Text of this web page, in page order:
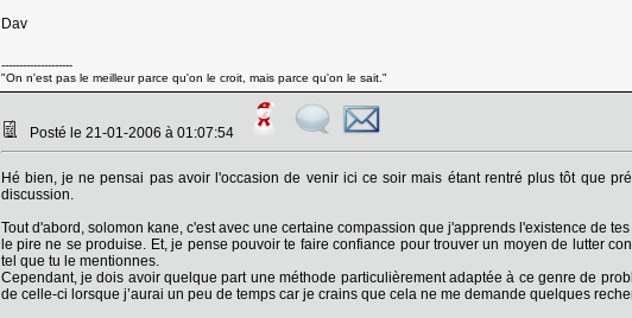
Dav
--------------------
"On n'est pas le meilleur parce qu'on le croit, mais parce qu'on le sait."
Posté le 21-01-2006 à 01:07:54
Hé bien, je ne pensai pas avoir l'occasion de venir ici ce soir mais étant rentré plus tôt que
discussion.
Tout d'abord, solomon kane, c'est avec une certaine compassion que j'apprends l'existence de
le pire ne se produise. Et, je pense pouvoir te faire confiance pour trouver un moyen de lutter
tel que tu le mentionnes.
Cependant, je dois avoir quelque part une méthode particulièrement adaptée à ce genre de
de celle-ci lorsque j’aurai un peu de temps car je crains que cela ne me demande quelques